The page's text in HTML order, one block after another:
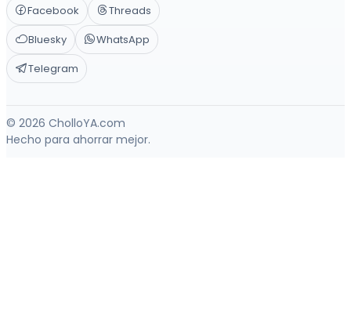
Facebook
Threads
Bluesky
WhatsApp
Telegram
© 2026 CholloYA.com
Hecho para ahorrar mejor.